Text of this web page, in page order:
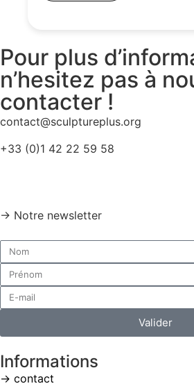
Pour plus
n’hesitez pas à
contacter !
contact@sculptureplus.org
+33 (0)1 42 22 59 58
→ Notre newsletter
Valider
Informations
→ contact